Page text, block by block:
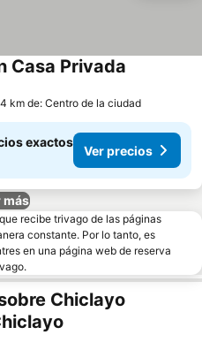
Casa Privada
km de: Centro de la ciudad
exactos
Ver precios
más
recibe trivago de las páginas
constante. Por lo tanto, es
en una página web de reserva
Chiclayo